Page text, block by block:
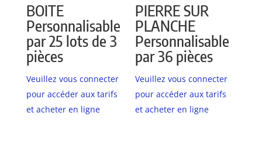
BOITE
Personnalisable
par 25 lots de 3
pièces
Veuillez vous connecter
pour accéder aux tarifs
et acheter en ligne
PIERRE SUR
PLANCHE
Personnalisable
par 36 pièces
Veuillez vous connecter
pour accéder aux tarifs
et acheter en ligne